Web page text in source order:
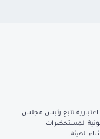
تتبع رئيس مجلس
المستحضرات
الهيئة.